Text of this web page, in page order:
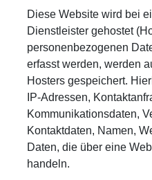
Diese Website wird bei
Dienstleister gehostet
personenbezogenen
erfasst werden, werden
Hosters gespeichert.
IP-Adressen,
Kommunikationsdaten,
Kontaktdaten, Namen,
Daten, die über eine
handeln.